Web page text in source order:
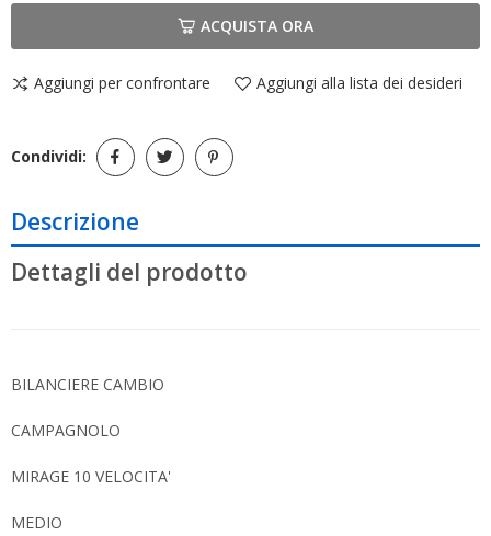
ACQUISTA ORA
Aggiungi per confrontare Aggiungi alla lista dei desideri
Condividi:
Descrizione
Dettagli del prodotto
BILANCIERE CAMBIO
CAMPAGNOLO
MIRAGE 10 VELOCITA'
MEDIO